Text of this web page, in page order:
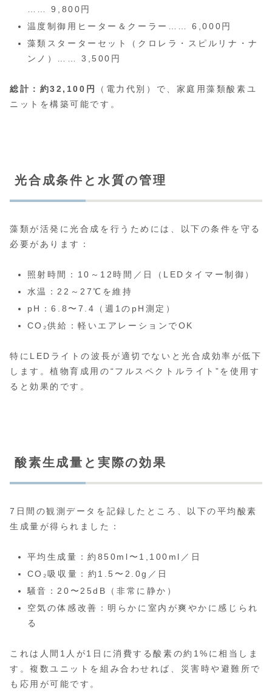
…… 9,800円
温度制御用ヒーター＆クーラー…… 6,000円
藻類スターターセット（クロレラ・スピルリナ・ナ
ンノ）…… 3,500円
総計：約32,100円
（電力代別）で、家庭用藻類酸素ユ
ニットを構築可能です。
光合成条件と水質の管理
藻類が活発に光合成を行うためには、以下の条件を守る
必要があります：
照射時間：10～12時間／日（LEDタイマー制御）
水温：22～27℃を維持
pH：6.8〜7.4（週1のpH測定）
CO₂供給：軽いエアレーションでOK
特にLEDライトの波長が適切でないと光合成効率が低下
します。植物育成用の“フルスペクトルライト”を使用す
ると効果的です。
酸素生成量と実際の効果
7日間の観測データを記録したところ、以下の平均酸素
生成量が得られました：
平均生成量：約850ml〜1,100ml／日
CO₂吸収量：約1.5〜2.0g／日
騒音：20〜25dB（非常に静か）
空気の体感改善：明らかに室内が爽やかに感じられ
る
これは人間1人が1日に消費する酸素の約1%に相当しま
す。複数ユニットを組み合わせれば、災害時や避難所で
も応用が可能です。